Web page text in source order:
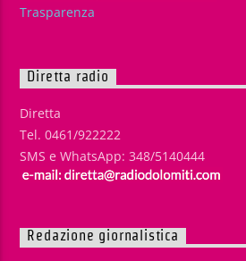
Trasparenza
Diretta radio
Diretta
Tel. 0461/922222
SMS e WhatsApp: 348/5140444
Redazione giornalistica